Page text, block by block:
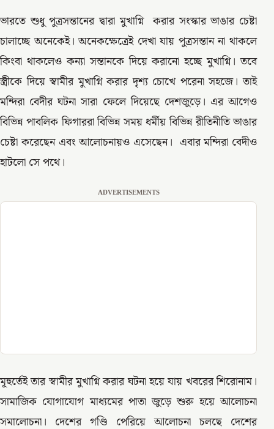
ভারতে শুধু পুত্রসন্তানের দ্বারা মুখাগ্নি করার সংস্কার ভাঙার চেষ্টা
চালাচ্ছে অনেকেই। অনেকক্ষেত্রেই দেখা যায় পুত্রসন্তান না থাকলে
কিংবা থাকলেও কন্যা সন্তানকে দিয়ে করানো হচ্ছে মুখাগ্নি। তবে
স্ত্রীকে দিয়ে স্বামীর মুখাগ্নি করার দৃশ্য চোখে পরেনা সহজে। তাই
মন্দিরা বেদীর ঘটনা সারা ফেলে দিয়েছে দেশজুড়ে। এর আগেও
বিভিন্ন পাবলিক ফিগাররা বিভিন্ন সময় ধর্মীয় বিভিন্ন রীতিনীতি ভাঙার
চেষ্টা করেছেন এবং আলোচনায়ও এসেছেন। এবার মন্দিরা বেদীও
হাটলো সে পথে।
ADVERTISEMENTS
মূহুর্তেই তার স্বামীর মুখাগ্নি করার ঘটনা হয়ে যায় খবরের শিরোনাম।
সামাজিক যোগাযোগ মাধ্যমের পাতা জুড়ে শুরু হয়ে আলোচনা
সমালোচনা। দেশের গণ্ডি পেরিয়ে আলোচনা চলছে দেশের